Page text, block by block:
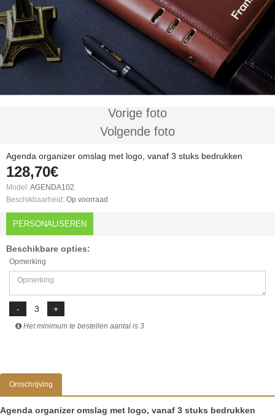
Vorige foto
Volgende foto
Agenda organizer omslag met logo, vanaf 3 stuks bedrukken
128,70€
Model:AGENDA102
Beschikbaarheid: Op voorraad
PERSONALISEREN
Beschikbare opties:
Opmerking
Het minimum te bestellen aantal is 3
Omschrijving
Agenda organizer omslag met logo, vanaf 3 stuks bedrukken